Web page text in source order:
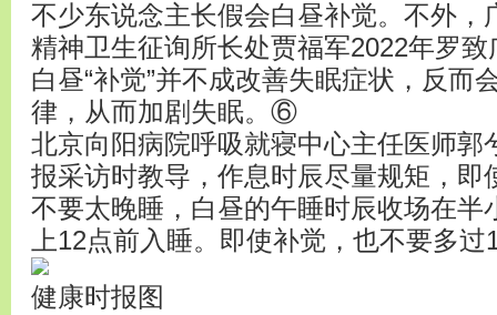
不少东说念主长假会白昼补觉。不外，
精神卫生征询所长处贾福军2022年罗
白昼“补觉”并不成改善失眠症状，反而
律，从而加剧失眠。⑥
北京向阳病院呼吸就寝中心主任医师郭
报采访时教导，作息时辰尽量规矩，即
不要太晚睡，白昼的午睡时辰收场在半
上12点前入睡。即使补觉，也不要多
健康时报图